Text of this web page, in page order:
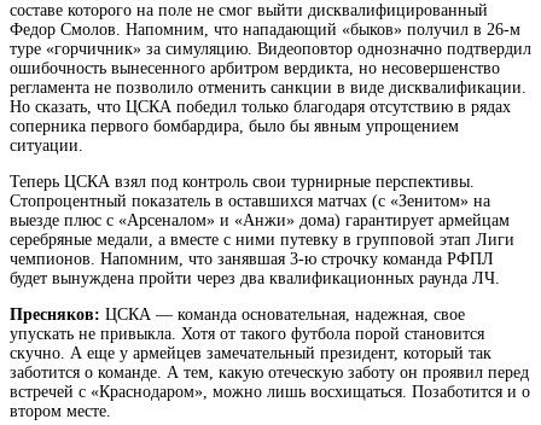
составе которого на поле не смог выйти дисквалифицированный
Федор Смолов. Напомним, что нападающий «быков» получил в 26-м
туре «горчичник» за симуляцию. Видеоповтор однозначно подтвердил
ошибочность вынесенного арбитром вердикта, но несовершенство
регламента не позволило отменить санкции в виде дисквалификации.
Но сказать, что ЦСКА победил только благодаря отсутствию в рядах
соперника первого бомбардира, было бы явным упрощением
ситуации.
Теперь ЦСКА взял под контроль свои турнирные перспективы.
Стопроцентный показатель в оставшихся матчах (с «Зенитом» на
выезде плюс с «Арсеналом» и «Анжи» дома) гарантирует армейцам
серебряные медали, а вместе с ними путевку в групповой этап Лиги
чемпионов. Напомним, что занявшая 3-ю строчку команда РФПЛ
будет вынуждена пройти через два квалификационных раунда ЛЧ.
Пресняков: ЦСКА — команда основательная, надежная, свое
упускать не привыкла. Хотя от такого футбола порой становится
скучно. А еще у армейцев замечательный президент, который так
заботится о команде. А тем, какую отеческую заботу он проявил перед
встречей с «Краснодаром», можно лишь восхищаться. Позаботится и о
втором месте.